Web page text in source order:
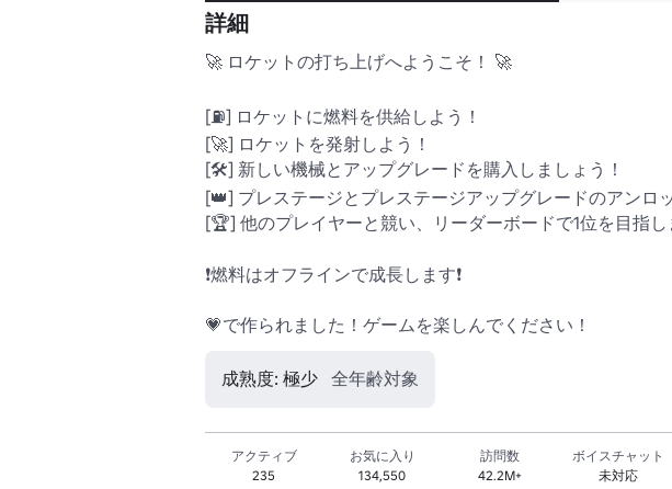
詳細
🚀 ロケットの打ち上げへようこそ！ 🚀
[⛽] ロケットに燃料を供給しよう！
[🚀] ロケットを発射しよう！
[🛠️] 新しい機械とアップグレードを購入しましょう！
[👑] プレステージとプレステージアップグレードのアンロ
[🏆] 他のプレイヤーと競い、リーダーボードで1位を目指し
❗燃料はオフラインで成長します❗
💗で作られました！ゲームを楽しんでください！
成熟度: 極少 全年齢対象
アクティブ
235
お気に入り
134,550
訪問数
42.2M+
ボイスチャット
未対応